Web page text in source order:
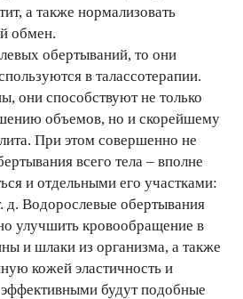
а также нормализовать
обмен.
обертываний, то они
в талассотерапии.
они способствуют не только
объемов, но и скорейшему
При этом совершенно не
всего тела – вполне
и отдельными его участками:
д. Водорослевые обертывания
улучшить кровообращение в
и шлаки из организма, а также
кожей эластичность и
будут подобные